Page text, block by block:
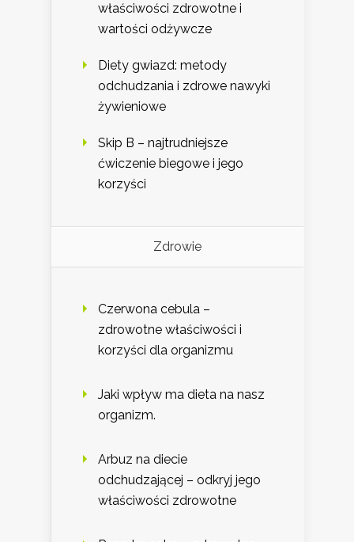
właściwości zdrowotne i
wartości odżywcze
Diety gwiazd: metody
odchudzania i zdrowe nawyki
żywieniowe
Skip B – najtrudniejsze
ćwiczenie biegowe i jego
korzyści
Zdrowie
Czerwona cebula –
zdrowotne właściwości i
korzyści dla organizmu
Jaki wpływ ma dieta na nasz
organizm.
Arbuz na diecie
odchudzającej – odkryj jego
właściwości zdrowotne